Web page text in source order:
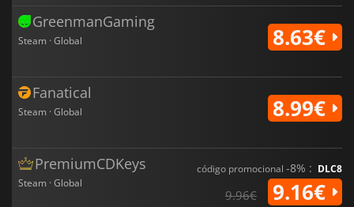
GreenmanGaming
Steam · Global 8.63€
Fanatical
Steam · Global 8.99€
PremiumCDKeys
Steam · Global
código promocional -8% : DLC8
9.96€ 9.16€